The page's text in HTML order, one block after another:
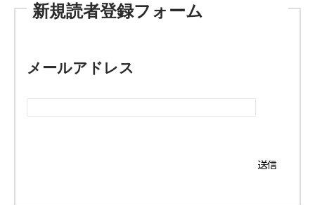
新規読者登録フォーム
メールアドレス